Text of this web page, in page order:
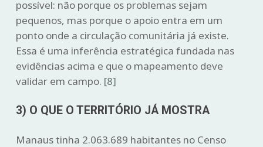
possível: não porque os problemas sejam
pequenos, mas porque o apoio entra em um
ponto onde a circulação comunitária já existe.
Essa é uma inferência estratégica fundada nas
evidências acima e que o mapeamento deve
validar em campo. [8]
3) O QUE O TERRITÓRIO JÁ MOSTRA
Manaus tinha 2.063.689 habitantes no Censo